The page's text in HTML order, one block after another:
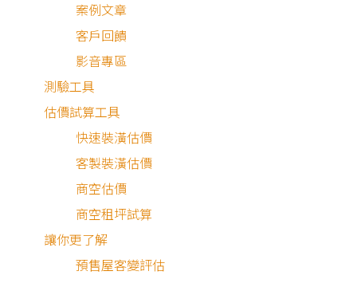
案例文章
客戶回饋
影音專區
測驗工具
估價試算工具
快速裝潢估價
客製裝潢估價
商空估價
商空租坪試算
讓你更了解
預售屋客變評估
serve@decorations.com
客服時間：週ㄧ至週日 09:00 - 21:00
會員中心
我的優惠